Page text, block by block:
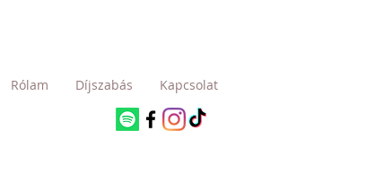
Rólam Díjszabás Kapcsolat